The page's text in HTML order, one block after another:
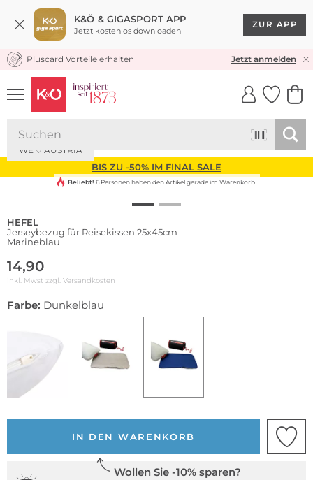
K&Ö & GIGASPORT APP
Jetzt kostenlos downloaden
ZUR APP
KOSTENLOSER VERSAND* & RÜCKVERSAND
Pluscard Vorteile erhalten Jetzt anmelden
UNSERE APP
CLICK &
BIS ZU -50% IM FINAL SALE
WE ♡ AUSTRIA
Beliebt! 6 Personen haben den Artikel gerade im Warenkorb
HEFEL
Jerseybezug für Reisekissen 25x45cm
Marineblau
14,90
inkl. Mwst zzgl. Versandkosten
Farbe: Dunkelblau
IN DEN WARENKORB
Wollen Sie -10% sparen?